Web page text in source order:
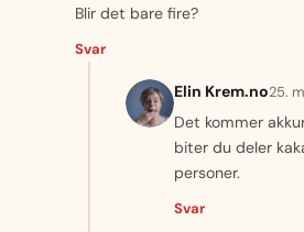
Blir det bare fire?
Svar
Elin Krem.no25.
Det kommer
biter du deler
personer.
Svar